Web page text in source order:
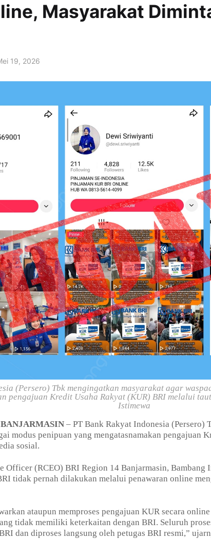
Masyarakat
19, 2026
(Persero) Tbk mengingatkan masyarakat agar
pengajuan Kredit Usaha Rakyat (KUR) BRI melalui
Istimewa
– PT Bank Rakyat Indonesia (Persero)
modus penipuan yang mengatasnamakan pengajuan
sosial.
Officer (RCEO) BRI Region 14 Banjarmasin, Bambang
tidak pernah dilakukan melalui penawaran online
ataupun memproses pengajuan KUR secara
tidak memiliki keterkaitan dengan BRI. Seluruh
dan diproses langsung oleh petugas BRI resmi,”